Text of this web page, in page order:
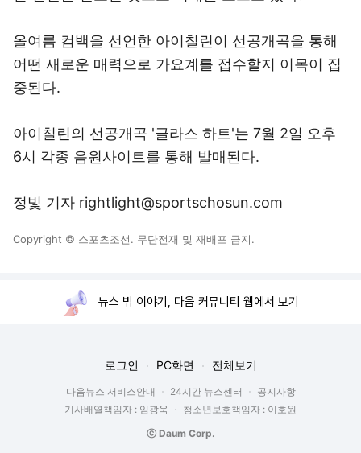
올여름 컴백을 선언한 아이칠린이 선공개곡을 통해
어떤 새로운 매력으로 가요계를 접수할지 이목이 집
중된다.
아이칠린의 선공개곡 '글라스 하트'는 7월 2일 오후
6시 각종 음원사이트를 통해 발매된다.
정빛 기자 rightlight@sportschosun.com
Copyright © 스포츠조선. 무단전재 및 재배포 금지.
뉴스 밖 이야기, 다음 커뮤니티 웹에서 보기
로그인 PC화면 전체보기
다음뉴스 서비스안내 24시간 뉴스센터
공지사항
기사배열책임자 : 임광욱
청소년보호책임자 : 이호원
ⓒ Daum Corp.